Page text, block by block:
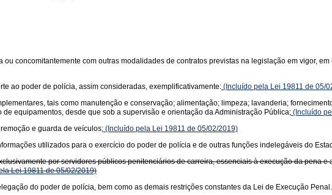
concomitantemente com outras modalidades de contratos previstas na legislação em vigor,
ao poder de polícia, assim consideradas, exemplificativamente: (Incluído pela Lei 19811 de 05/
tais como manutenção e conservação; alimentação; limpeza; lavanderia;
equipamentos, desde que sob a supervisão e orientação da Administração Pública; (Incluído
e guarda de veículos; (Incluído pela Lei 19811 de 05/02/2019)
utilizados para o exercício do poder de polícia e de outras funções indelegáveis do
por servidores públicos penitenciários de carreira, essenciais à execução da pena
Lei 19811 de 05/02/2019)
do poder de polícia, bem como as demais restrições constantes da Lei de Execução Penal.